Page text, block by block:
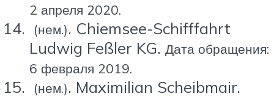
2 апреля 2020.
(нем.). Chiemsee-Schifffahrt
Ludwig Feßler KG. Дата обращения:
6 февраля 2019.
(нем.). Maximilian Scheibmair.